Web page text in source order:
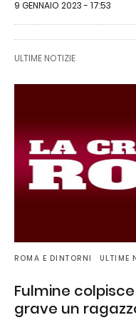
9 GENNAIO 2023 - 17:53
ULTIME NOTIZIE
ROMA E DINTORNI ULTIME
Fulmine
grave un